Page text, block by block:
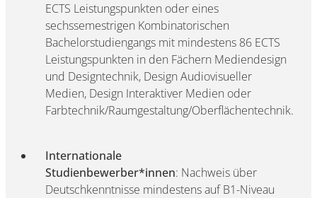
ECTS Leistungspunkten oder eines
sechssemestrigen Kombinatorischen
Bachelorstudiengangs mit mindestens 86 ECTS
Leistungspunkten in den Fächern Mediendesign
und Designtechnik, Design Audiovisueller
Medien, Design Interaktiver Medien oder
Farbtechnik/Raumgestaltung/Oberflächentechnik.
Internationale
Studienbewerber*innen: Nachweis über
Deutschkenntnisse mindestens auf B1-Niveau